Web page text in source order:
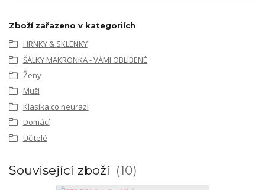
Zboží zařazeno v kategoriích
HRNKY & SKLENKY
ŠÁLKY MAKRONKA - VÁMI OBLÍBENÉ
Ženy
Muži
Klasika co neurazí
Domácí
Učitelé
Související zboží 10